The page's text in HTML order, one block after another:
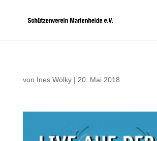
von Ines Wölky| 20. Mai 2018